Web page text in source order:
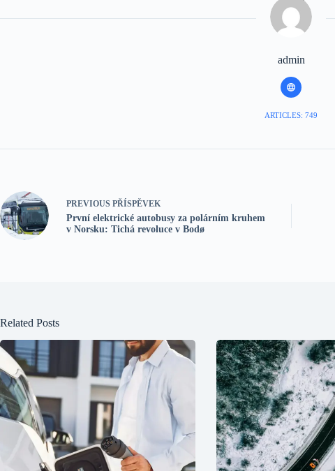
admin
ARTICLES: 749
PREVIOUS PŘÍSPĚVEK
První elektrické autobusy za polárním kruhem
v Norsku: Tichá revoluce v Bodø
Related Posts